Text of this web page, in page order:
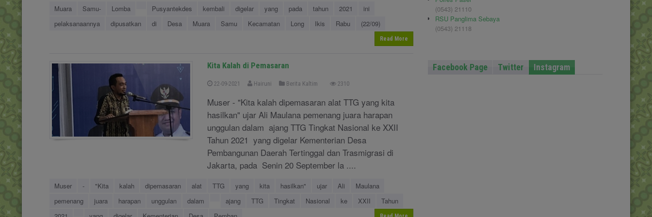
Muara Samu- Lomba Pusyantekdes kembali digelar yang pada tahun 2021
ini
pelaksanaannya
dipusatkan di Desa Muara Samu Kecamatan Long Ikis Rabu (22/09)
Read More
Kita Kalah di Pemasaran
22-09-2021 Hairuni Berita Kaltim 2310
Muser - "Kita kalah dipemasaran alat TTG yang kita
hasilkan" ujar Ali Maulana pemenang juara harapan
unggulan dalam ajang TTG Tingkat Nasional ke XXII
Tahun 2021 yang digelar Kementerian Desa
Pembangunan Daerah Tertinggal dan Trasmigrasi di
Jakarta, pada Senin 20 September la ....
Muser - "Kita kalah dipemasaran alat TTG yang kita hasilkan" ujar Ali
Maulana
pemenang
juara harapan unggulan dalam ajang TTG Tingkat Nasional ke XXII
Tahun
(0543) 21110
RSU Panglima Sebaya
(0543) 21118
Facebook Page Twitter Instagram